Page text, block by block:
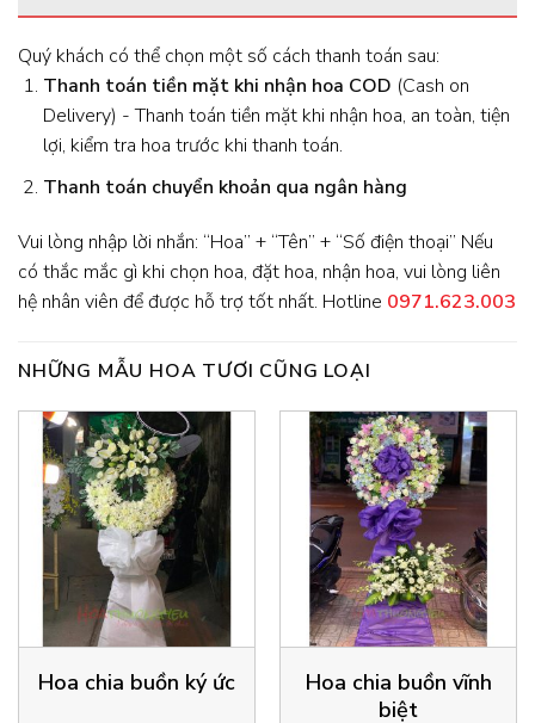
Quý khách có thể chọn một số cách thanh toán sau:
Thanh toán tiền mặt khi nhận hoa COD (Cash on
Delivery) - Thanh toán tiền mặt khi nhận hoa, an toàn, tiện
lợi, kiểm tra hoa trước khi thanh toán.
Thanh toán chuyển khoản qua ngân hàng
Vui lòng nhập lời nhắn: “Hoa” + “Tên” + “Số điện thoại” Nếu
có thắc mắc gì khi chọn hoa, đặt hoa, nhận hoa, vui lòng liên
hệ nhân viên để được hỗ trợ tốt nhất. Hotline 0971.623.003
NHỮNG MẪU HOA TƯƠI CŨNG LOẠI
Hoa chia buồn ký ức
Hoa chia buồn vĩnh
biệt